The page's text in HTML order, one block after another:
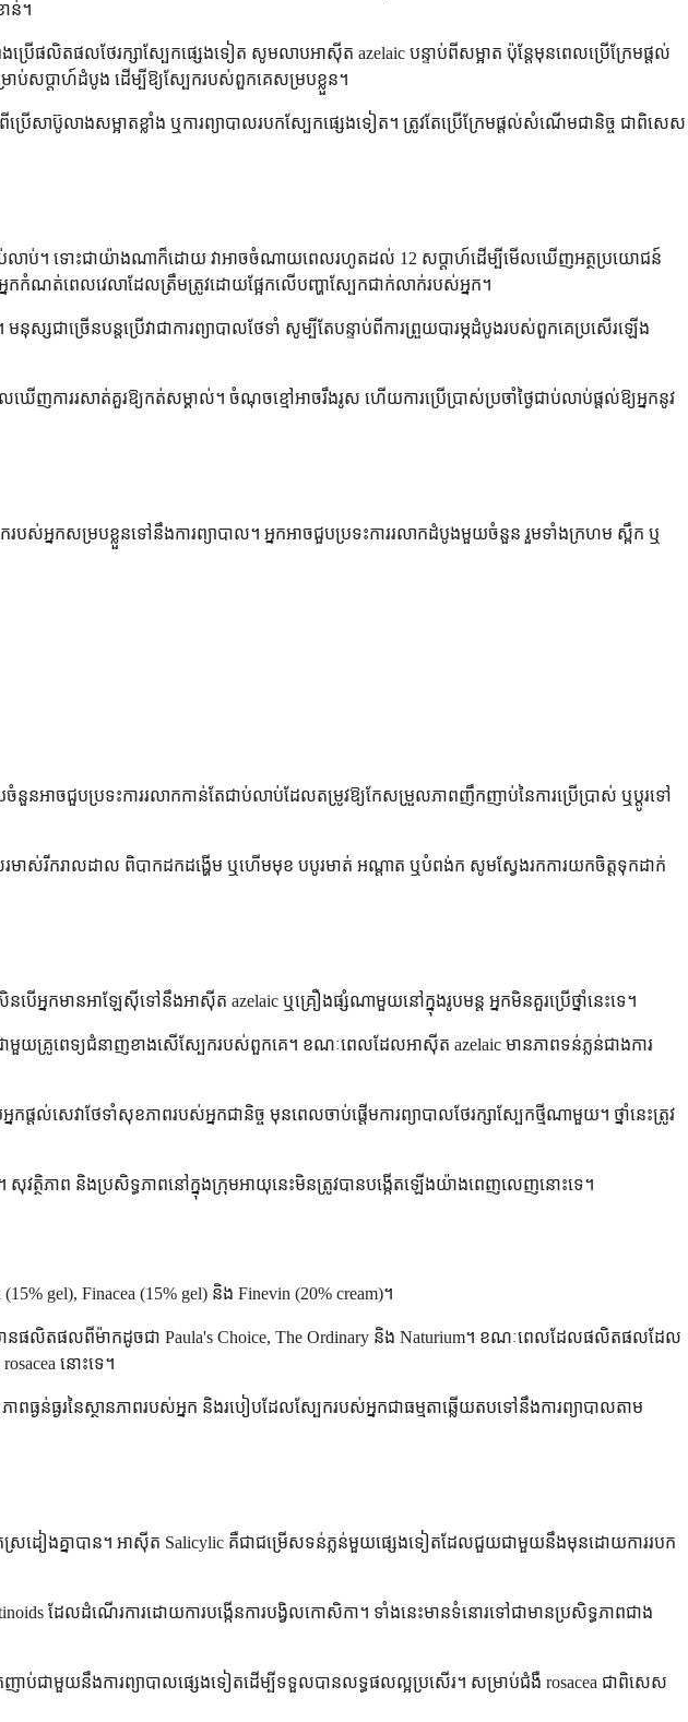
ាន់។
លិតផលថែរក្សាស្បែកផ្សេងទៀត សូមលាបអាស៊ីត azelaic បន្ទាប់ពីសម្អាត ប៉ុន្តែមុនពេលប្រើក្រែមផ្តល់
រាប់សប្តាហ៍ដំបូង ដើម្បីឱ្យស្បែករបស់ពួកគេសម្របខ្លួន។
រើសាប៊ូលាងសម្អាតខ្លាំង ឬការព្យាបាលរបកស្បែកផ្សេងទៀត។ ត្រូវតែប្រើក្រែមផ្តល់សំណើមជានិច្ច ជាពិសេស
ជាប់លាប់។ ទោះជាយ៉ាងណាក៏ដោយ វាអាចចំណាយពេលរហូតដល់ 12 សប្តាហ៍ដើម្បីមើលឃើញអត្ថប្រយោជន៍
ណត់ពេលវេលាដែលត្រឹមត្រូវដោយផ្អែកលើបញ្ហាស្បែកជាក់លាក់របស់អ្នក។
សជាច្រើនបន្តប្រើវាជាការព្យាបាលថែទាំ សូម្បីតែបន្ទាប់ពីការព្រួយបារម្ភដំបូងរបស់ពួកគេប្រសើរឡើង
ញការរសាត់គួរឱ្យកត់សម្គាល់។ ចំណុចខ្មៅអាចរឹងរូស ហើយការប្រើប្រាស់ប្រចាំថ្ងៃជាប់លាប់ផ្តល់ឱ្យអ្នកនូវ
នកសម្របខ្លួនទៅនឹងការព្យាបាល។ អ្នកអាចជួបប្រទះការរលាកដំបូងមួយចំនួន រួមទាំងក្រហម ស្ពឹក ឬ
អាចជួបប្រទះការរលាកកាន់តែជាប់លាប់ដែលតម្រូវឱ្យកែសម្រួលភាពញឹកញាប់នៃការប្រើប្រាស់ ឬប្តូរទៅ
លរមាស់រីករាលដាល ពិបាកដកដង្ហើម ឬហើមមុខ បបូរមាត់ អណ្តាត ឬបំពង់ក សូមស្វែងរកការយកចិត្តទុកដាក់
ើអ្នកមានអាឡែស៊ីទៅនឹងអាស៊ីត azelaic ឬគ្រឿងផ្សំណាមួយនៅក្នុងរូបមន្ត អ្នកមិនគួរប្រើថ្នាំនេះទេ។
ជាមួយគ្រូពេទ្យជំនាញខាងសើស្បែករបស់ពួកគេ។ ខណៈពេលដែលអាស៊ីត azelaic មានភាពទន់ភ្លន់ជាងការ
តល់សេវាថែទាំសុខភាពរបស់អ្នកជានិច្ច មុនពេលចាប់ផ្តើមការព្យាបាលថែរក្សាស្បែកថ្មីណាមួយ។ ថ្នាំនេះត្រូវ
វត្ថិភាព និងប្រសិទ្ធភាពនៅក្នុងក្រុមអាយុនេះមិនត្រូវបានបង្កើតឡើងយ៉ាងពេញលេញនោះទេ។
gel), Finacea (15% gel) និង Finevin (20% cream)។
ានផលិតផលពីម៉ាកដូចជា Paula's Choice, The Ordinary និង Naturium។ ខណៈពេលដែលផលិតផលដែល
នោះទេ។
ន់ធ្ងរនៃស្ថានភាពរបស់អ្នក និងរបៀបដែលស្បែករបស់អ្នកជាធម្មតាឆ្លើយតបទៅនឹងការព្យាបាលតាម
ស្រដៀងគ្នាបាន។ អាស៊ីត Salicylic គឺជាជម្រើសទន់ភ្លន់មួយផ្សេងទៀតដែលជួយជាមួយនឹងមុនដោយការរបក
ដែលដំណើរការដោយការបង្កើនការបង្វិលកោសិកា។ ទាំងនេះមានទំនោរទៅជាមានប្រសិទ្ធភាពជាង
កញាប់ជាមួយនឹងការព្យាបាលផ្សេងទៀតដើម្បីទទួលបានលទ្ធផលល្អប្រសើរ។ សម្រាប់ជំងឺ rosacea ជាពិសេស